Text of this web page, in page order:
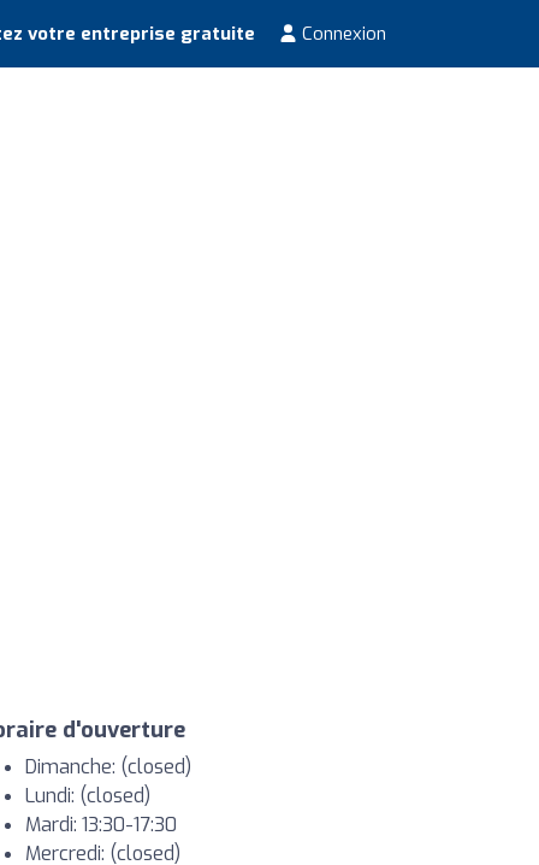
votre entreprise gratuite Connexion
d'ouverture
Dimanche: (closed)
Lundi: (closed)
Mardi: 13:30-17:30
Mercredi: (closed)